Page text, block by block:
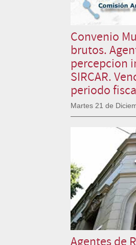
Convenio
brutos.
percepcion
SIRCAR.
periodo
Martes 21 de
Agentes de